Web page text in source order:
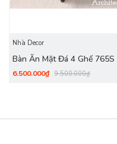
Nhà Decor
Bàn Ăn Mặt Đá 4 Ghế 765S
6.500.000₫ 9.500.000₫